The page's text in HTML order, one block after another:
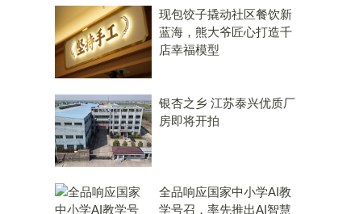
现包饺子撬动社区餐饮新
蓝海，熊大爷匠心打造千
店幸福模型
银杏之乡 江苏泰兴优质厂
房即将开拍
全品响应国家中小学AI教
学号召，率先推出AI智慧